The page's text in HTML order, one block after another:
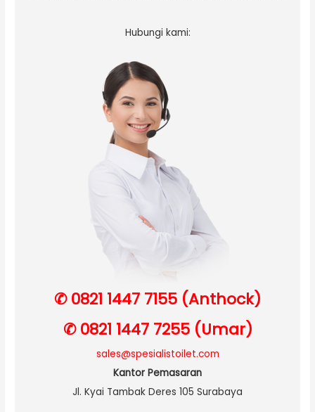
Hubungi kami:
✆ 0821 1447 7155 (Anthock)
✆ 0821 1447 7255 (Umar)
sales@spesialistoilet.com
Kantor Pemasaran
Jl. Kyai Tambak Deres 105 Surabaya